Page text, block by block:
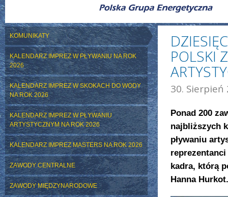
KOMUNIKATY
KALENDARZ IMPREZ W PŁYWANIU NA ROK
2026
KALENDARZ IMPREZ W SKOKACH DO WODY
NA ROK 2026
KALENDARZ IMPREZ W PŁYWANIU
ARTYSTYCZNYM NA ROK 2026
KALENDARZ IMPREZ MASTERS NA ROK 2026
ZAWODY CENTRALNE
ZAWODY MIĘDZYNARODOWE
POLSKI
30. Sierpień
Ponad 200
najbliższych
pływaniu
kadra, którą
Hanna Hurkot.